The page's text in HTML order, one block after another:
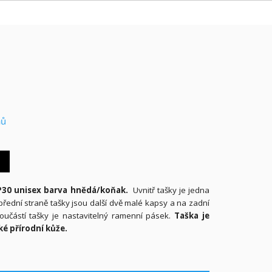
unisex barva hnědá/koňak. Uvnitř tašky je jedna
straně tašky jsou další dvě malé kapsy a na zadní
tašky je nastavitelný ramenní pásek. Taška je
přírodní kůže.